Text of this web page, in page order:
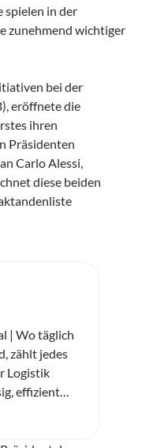
spielen in der
zunehmend wichtiger
bei der
eröffnete die
ihren
Präsidenten
Carlo Alessi,
diese beiden
| Wo täglich
zählt jedes
Logistik
effizient
von